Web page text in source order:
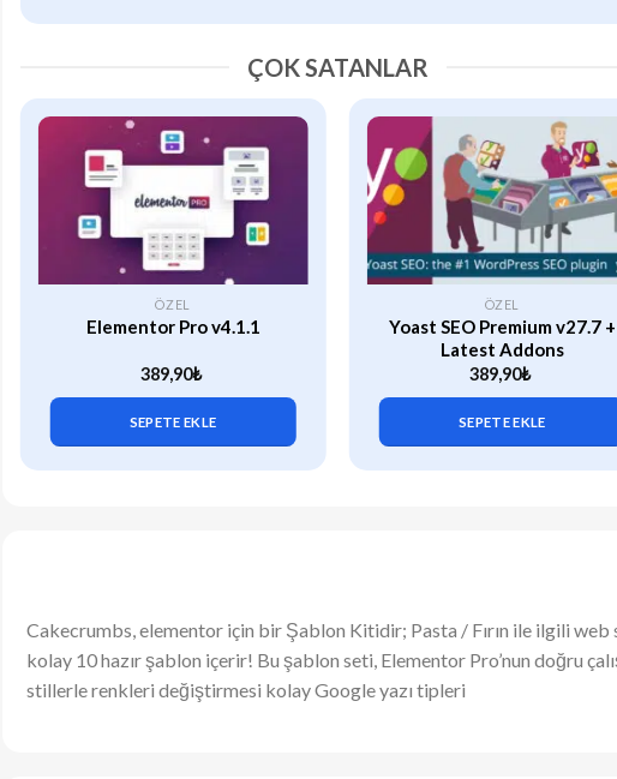
ÇOK SATANLAR
ÖZEL
Elementor Pro v4.1.1
389,90₺
SEPETE EKLE
ÖZEL
Yoast SEO Premium v27.7 +
Latest Addons
389,90₺
SEPETE EKLE
Cakecrumbs, elementor için bir Şablon Kitidir; Pasta / Fırın ile ilgili web
kolay 10 hazır şablon içerir! Bu şablon seti, Elementor Pro’nun doğru
stillerle renkleri değiştirmesi kolay Google yazı tipleri